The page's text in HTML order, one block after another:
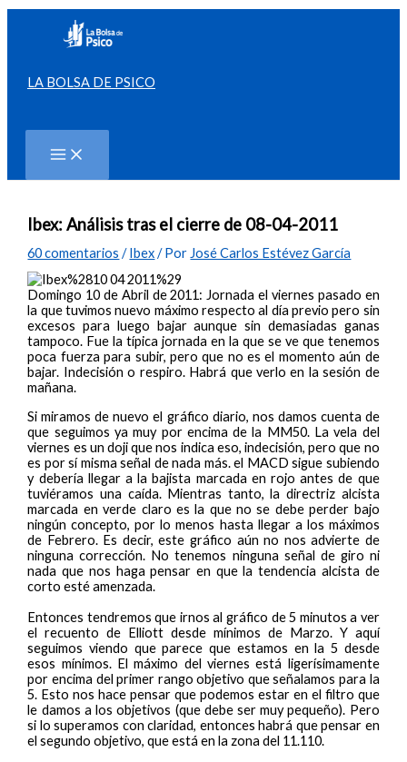
contenido
LA BOLSA DE PSICO
Ibex: Análisis tras el cierre de 08-04-2011
60 comentarios /Ibex/ Por José Carlos Estévez García
Domingo 10 de Abril de 2011: Jornada el viernes pasado en
la que tuvimos nuevo máximo respecto al día previo pero sin
excesos para luego bajar aunque sin demasiadas ganas
tampoco. Fue la típica jornada en la que se ve que tenemos
poca fuerza para subir, pero que no es el momento aún de
bajar. Indecisión o respiro. Habrá que verlo en la sesión de
mañana.
Si miramos de nuevo el gráfico diario, nos damos cuenta de
que seguimos ya muy por encima de la MM50. La vela del
viernes es un doji que nos indica eso, indecisión, pero que no
es por sí misma señal de nada más. el MACD sigue subiendo
y debería llegar a la bajista marcada en rojo antes de que
tuviéramos una caída. Mientras tanto, la directriz alcista
marcada en verde claro es la que no se debe perder bajo
ningún concepto, por lo menos hasta llegar a los máximos
de Febrero. Es decir, este gráfico aún no nos advierte de
ninguna corrección. No tenemos ninguna señal de giro ni
nada que nos haga pensar en que la tendencia alcista de
corto esté amenzada.
Entonces tendremos que irnos al gráfico de 5 minutos a ver
el recuento de Elliott desde mínimos de Marzo. Y aquí
seguimos viendo que parece que estamos en la 5 desde
esos mínimos. El máximo del viernes está ligerísimamente
por encima del primer rango objetivo que señalamos para la
5. Esto nos hace pensar que podemos estar en el filtro que
le damos a los objetivos (que debe ser muy pequeño). Pero
si lo superamos con claridad, entonces habrá que pensar en
el segundo objetivo, que está en la zona del 11.110.